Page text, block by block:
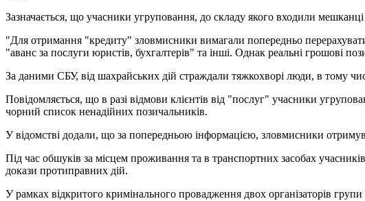
Зазначається, що учасники угруповання, до складу якого входили
"Для отримання "кредиту" зловмисники вимагали попередньо перерахувати
"аванс за послуги юристів, бухгалтерів" та інші. Однак реальні грошові
За даними СБУ, від шахрайських дій страждали тяжкохворі люди, в тому
Повідомляється, що в разі відмови клієнтів від "послуг" учасники
чорний список ненадійних позичальників.
У відомстві додали, що за попередньою інформацією, зловмисники
Під час обшуків за місцем проживання та в транспортних засобах
докази протиправних дій.
У рамках відкритого кримінального провадження двох організаторів